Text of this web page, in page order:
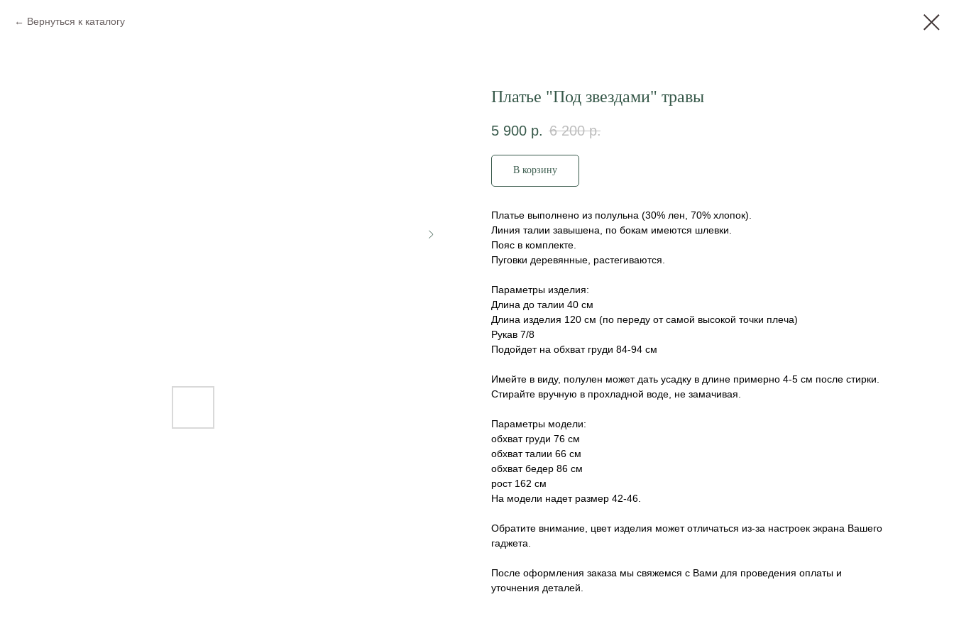
Вернуться к каталогу
Платье "Под звездами" травы
5 900 р. 6 200 р.
В корзину
Платье выполнено из полульна (30% лен, 70% хлопок).
Линия талии завышена, по бокам имеются шлевки.
Пояс в комплекте.
Пуговки деревянные, растегиваются.
Параметры изделия:
Длина до талии 40 см
Длина изделия 120 см (по переду от самой высокой точки плеча)
Рукав 7/8
Подойдет на обхват груди 84-94 см
Имейте в виду, полулен может дать усадку в длине примерно 4-5 см после стирки.
Стирайте вручную в прохладной воде, не замачивая.
Параметры модели:
обхват груди 76 см
обхват талии 66 см
обхват бедер 86 см
рост 162 см
На модели надет размер 42-46.
Обратите внимание, цвет изделия может отличаться из-за настроек экрана Вашего
гаджета.
После оформления заказа мы свяжемся с Вами для проведения оплаты и
уточнения деталей.